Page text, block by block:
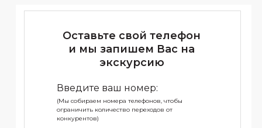
Оставьте свой телефон
и мы запишем Вас на
экскурсию
Введите ваш номер:
(Мы собираем номера телефонов, чтобы
ограничить количество переходов от
конкурентов)